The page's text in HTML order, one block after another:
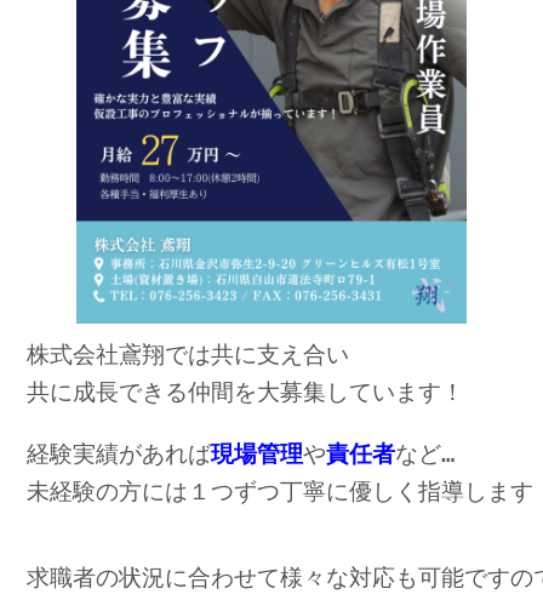
株式会社鳶翔では共に支え合い
共に成長できる仲間を大募集しています！
経験実績があれば現場管理や責任者
未経験の方には１つずつ丁寧に優しく指導します
求職者の状況に合わせて様々な対応も可能ですの